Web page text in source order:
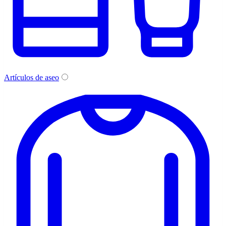
Artículos de aseo